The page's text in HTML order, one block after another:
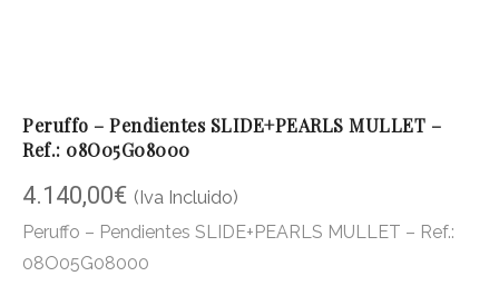
Peruffo – Pendientes SLIDE+PEARLS MULLET –
Ref.: 08O05G08000
4.140,00€ (Iva Incluido)
Peruffo – Pendientes SLIDE+PEARLS MULLET – Ref.:
08O05G08000